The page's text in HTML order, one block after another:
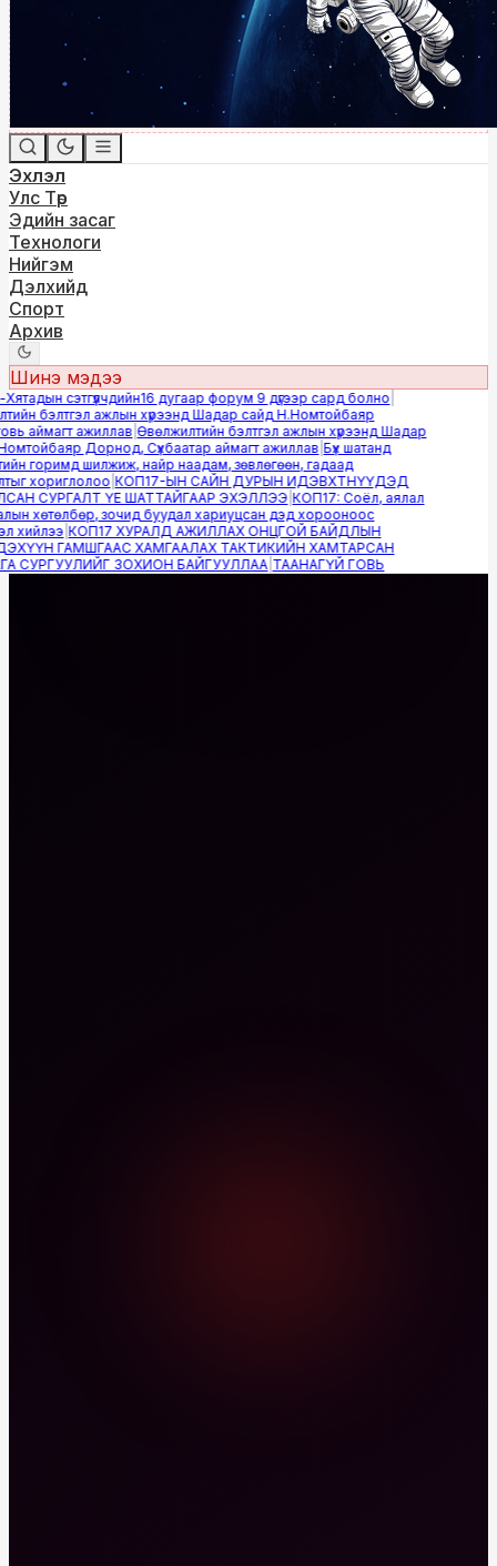
Эхлэл
Улс Төр
Эдийн засаг
Технологи
Нийгэм
Дэлхийд
Спорт
Архив
Шинэ мэдээ
сэтгүүлчдийн16 дугаар форум 9 дүгээр сард болно|
бэлтгэл ажлын хүрээнд Шадар сайд Н.Номтойбаяр
аймагт ажиллав|Өвөлжилтийн бэлтгэл ажлын хүрээнд Шадар
Дорнод, Сүхбаатар аймагт ажиллав|Бүх шатанд
горимд шилжиж, найр наадам, зөвлөгөөн, гадаад
хориглолоо|КОП17-ЫН САЙН ДУРЫН ИДЭВХТНҮҮДЭД
СУРГАЛТ ҮЕ ШАТТАЙГААР ЭХЭЛЛЭЭ|КОП17: Соёл, аялал
хөтөлбөр, зочид буудал хариуцсан дэд хорооноос
хийлээ|КОП17 ХУРАЛД АЖИЛЛАХ ОНЦГОЙ БАЙДЛЫН
ГАМШГААС ХАМГААЛАХ ТАКТИКИЙН ХАМТАРСАН
СУРГУУЛИЙГ ЗОХИОН БАЙГУУЛЛАА|ТААНАГҮЙ ГОВЬ